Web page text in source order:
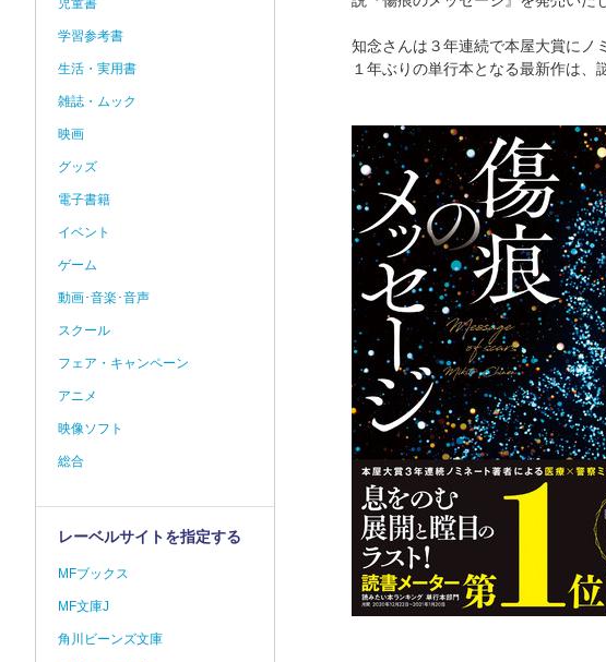
知念さんは３年連続で本屋大賞にノ
１年ぶりの単行本となる最新作は、
学習参考書
生活・実用書
雑誌・ムック
映画
グッズ
電子書籍
イベント
ゲーム
動画･音楽･音声
スクール
フェア・キャンペーン
アニメ
映像ソフト
総合
レーベルサイトを指定する
MFブックス
MF文庫J
角川ビーンズ文庫